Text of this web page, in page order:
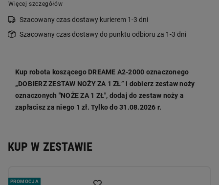
Więcej szczegółów
Szacowany czas dostawy kurierem 1-3 dni
Szacowany czas dostawy do punktu odbioru za 1-3 dni
Kup robota koszącego DREAME A2-2000 oznaczonego
„DOBIERZ ZESTAW NOŻY ZA 1 ZŁ” i dobierz zestaw noży
oznaczonych "NOŻE ZA 1 ZŁ", dodaj do zestaw noży a
zapłacisz za niego 1 zł. Tylko do 31.08.2026 r.
KUP W ZESTAWIE
PROMOCJA